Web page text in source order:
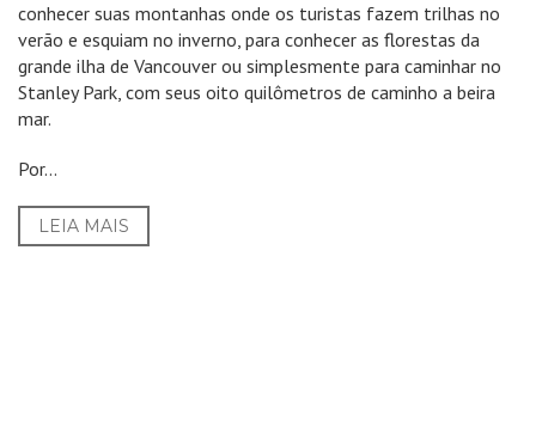
conhecer suas montanhas onde os turistas fazem trilhas no
verão e esquiam no inverno, para conhecer as florestas da
grande ilha de Vancouver ou simplesmente para caminhar no
Stanley Park, com seus oito quilômetros de caminho a beira
mar.
Por...
LEIA MAIS